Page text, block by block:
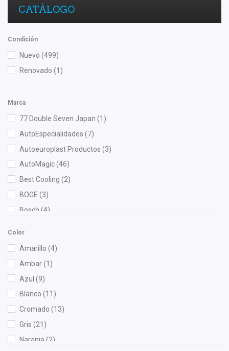
CATÁLOGO
Condición
Nuevo (499)
Renovado (1)
Marca
77 Double Seven Japan (1)
AutoEspecialidades (7)
Autoeuroplast Productos (3)
AutoMagic(46)
Best Cooling (2)
BOGE (3)
Bosch (4)
Color
Amarillo (4)
Ambar(1)
Azul (9)
Blanco (11)
Cromado (13)
Gris (21)
Naranja (2)